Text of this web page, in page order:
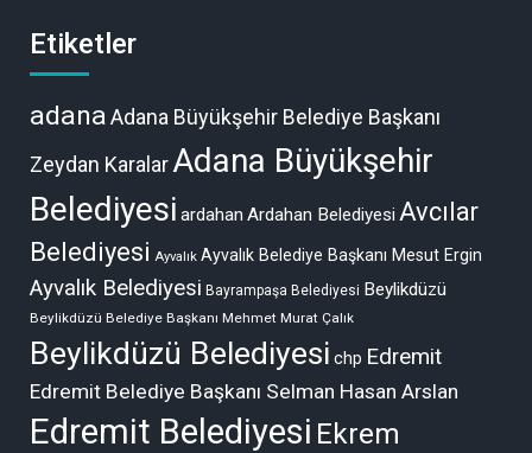
Etiketler
adanaAdana Büyükşehir Belediye Başkanı
Zeydan KaralarAdana Büyükşehir
Belediyesi ardahan Ardahan Belediyesi Avcılar
Belediyesi Ayvalık Ayvalık Belediye Başkanı Mesut Ergin
Ayvalık Belediyesi Bayrampaşa Belediyesi Beylikdüzü
Beylikdüzü Belediye Başkanı Mehmet Murat Çalık
Beylikdüzü Belediyesi chp Edremit
Edremit Belediye Başkanı Selman Hasan Arslan
Edremit Belediyesi Ekrem